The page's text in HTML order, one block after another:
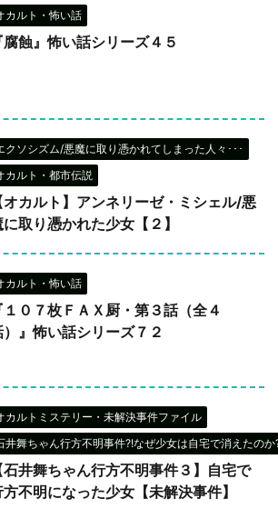
カルト・怖い話
腐蝕』怖い話シリーズ４５
クソシズム/悪魔に取り憑かれてしまった人々･･･
カルト・都市伝説
オカルト】アンネリーゼ・ミシェル/悪
に取り憑かれた少女【２】
カルト・怖い話
１０７枚ＦＡＸ厨・第３話（全４
）』怖い話シリーズ７２
カルトミステリー・未解決事件ファイル
井舞ちゃん行方不明事件?!なぜ少女は自宅で消えたのか
石井舞ちゃん行方不明事件３】自宅で
方不明になった少女【未解決事件】